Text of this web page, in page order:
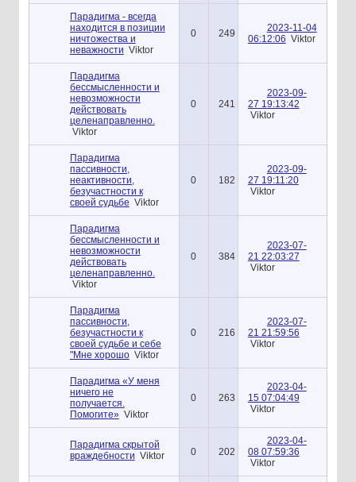
Парадигма - всегда
находится в позиции
ничтожества и
неважности Viktor
0 249
2023-11-04
06:12:06 Viktor
Парадигма
бессмысленности и
невозможности
действовать
целенаправленно.
Viktor
0 241
2023-09-
27 19:13:42
Viktor
Парадигма
пассивности,
неактивности,
безучастности к
своей судьбе Viktor
0 182
2023-09-
27 19:11:20
Viktor
Парадигма
бессмысленности и
невозможности
действовать
целенаправленно.
Viktor
0 384
2023-07-
21 22:03:27
Viktor
Парадигма
пассивности,
безучастности к
своей судьбе и себе
"Мне хорошо Viktor
0 216
2023-07-
21 21:59:56
Viktor
Парадигма «У меня
ничего не
получается.
Помогите» Viktor
0 263
2023-04-
15 07:04:49
Viktor
Парадигма скрытой
враждебности Viktor 0 202
2023-04-
08 07:59:36
Viktor